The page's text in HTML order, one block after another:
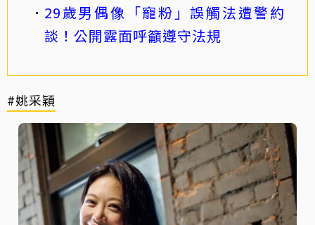
29歲男偶像「寵粉」誤觸法遭警約
談！公開露面呼籲遵守法規
#姚采穎